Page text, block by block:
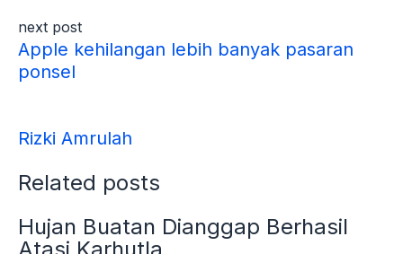
next post
Apple kehilangan lebih banyak pasaran
ponsel
Rizki Amrulah
Related posts
Hujan Buatan Dianggap Berhasil